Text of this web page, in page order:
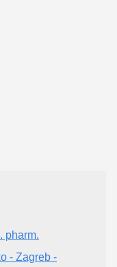
pharm.
- Zagreb -